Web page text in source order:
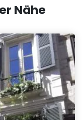
Nähe